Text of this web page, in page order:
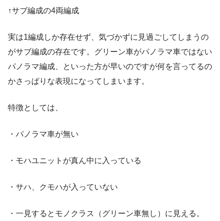
↑サブ編成の4両編成
実は1編成しか存在せず、気づかずに見過ごしてしまうの
がサブ編成の存在です。グリーン車がパノラマ車ではない
パノラマ編成、といった方が早いのですが何を言ってるの
かさっぱりな表現になってしまいます。
特徴としては、
・パノラマ車が無い
・モハユニットが真ん中に入っている
・サハ、クモハが入っていない
・一見するとモノクラス（グリーン車無し）に見える。